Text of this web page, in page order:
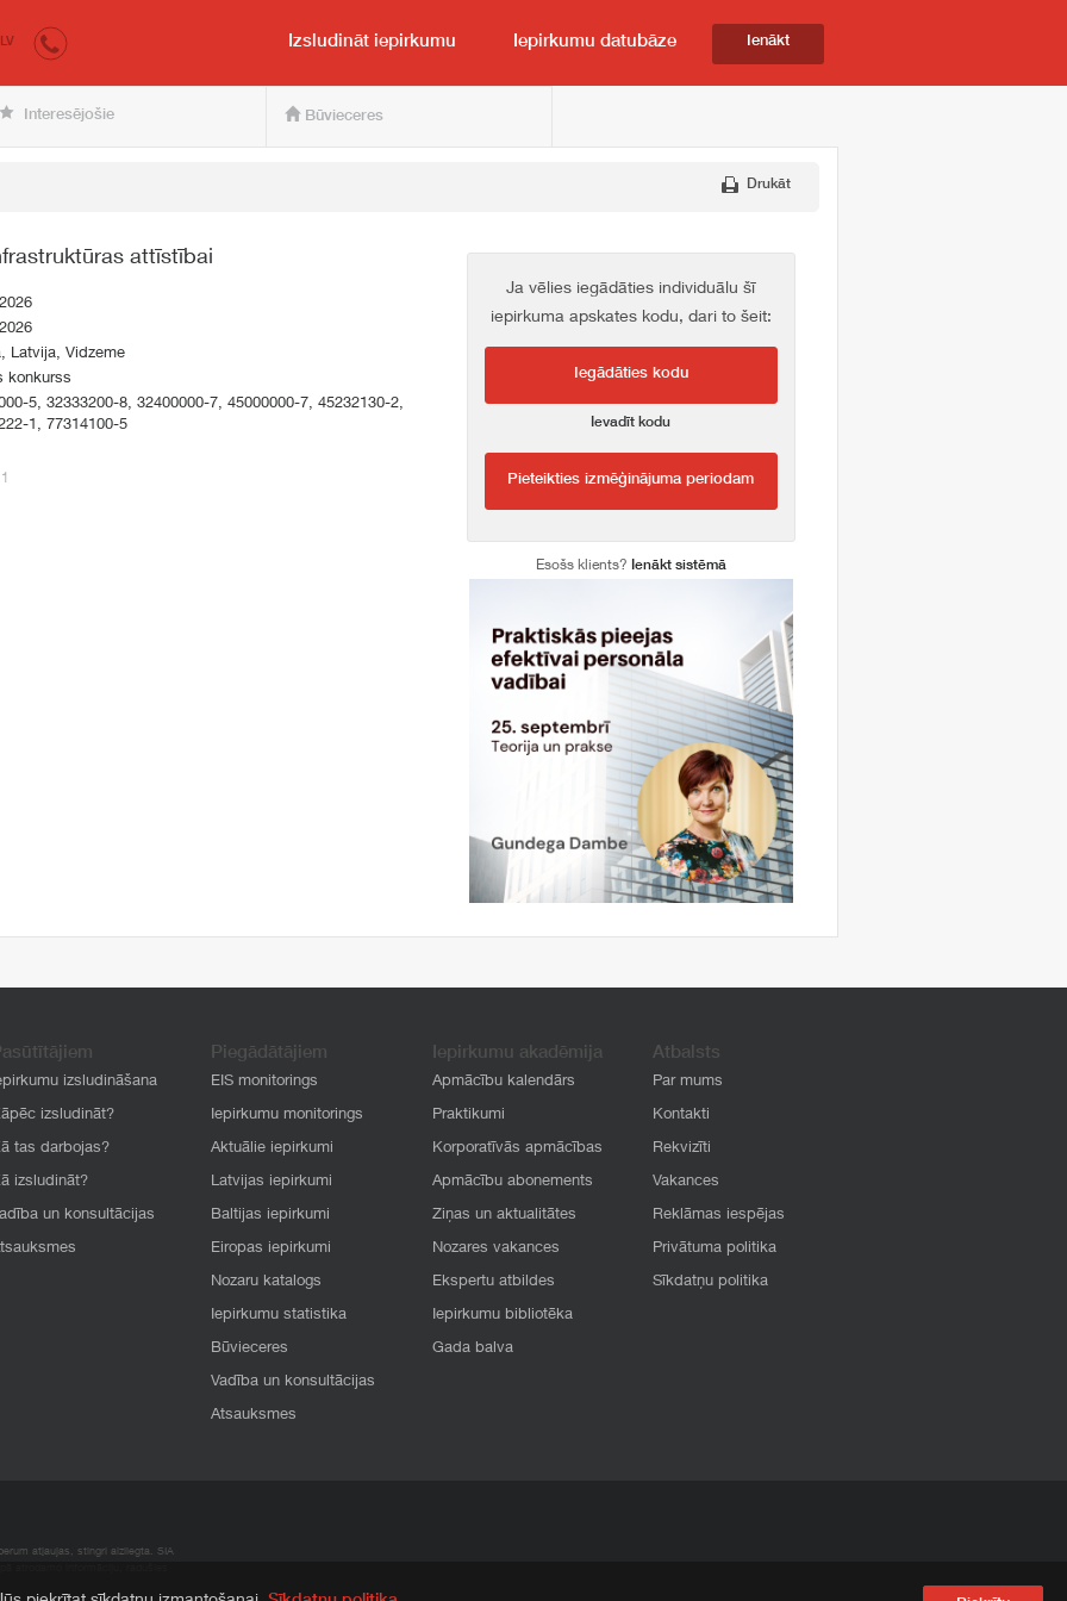
pircējam un pārdevējam
LV Izsludināt iepirkumu Iepirkumu datubāze Ienākt
Interesējošie Būvieceres
Drukāt
attīstībai
Latvija, Vidzeme
konkurss
5, 32333200-8, 32400000-7, 45000000-7, 45232130-2,
1, 77314100-5
Ja vēlies iegādāties individuālu šī
iepirkuma apskates kodu, dari to šeit:
Iegādāties kodu
Ievadīt kodu
Pieteikties izmēģinājuma periodam
Esošs klients? Ienākt sistēmā
izsludināšana
izsludināt?
tas darbojas?
izsludināt?
un konsultācijas
Piegādātājiem
EIS monitorings
Iepirkumu monitorings
Aktuālie iepirkumi
Latvijas iepirkumi
Baltijas iepirkumi
Eiropas iepirkumi
Nozaru katalogs
Iepirkumu statistika
Būvieceres
Vadība un konsultācijas
Atsauksmes
Iepirkumu akadēmija
Apmācību kalendārs
Praktikumi
Korporatīvās apmācības
Apmācību abonements
Ziņas un aktualitātes
Nozares vakances
Ekspertu atbildes
Iepirkumu bibliotēka
Gada balva
Atbalsts
Par mums
Kontakti
Rekvizīti
Vakances
Reklāmas iespējas
Privātuma politika
Sīkdatņu politika
atļaujas, stingri aizliegta. SIA